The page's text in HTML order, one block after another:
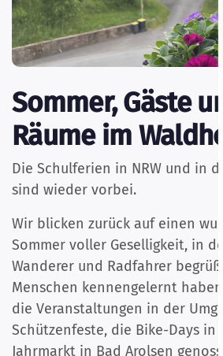
Sommer, Gäste
Räume im Waldhof
Die Schulferien in NRW und in
sind wieder vorbei.
Wir blicken zurück auf einen
Sommer voller Geselligkeit, in
Wanderer und Radfahrer
Menschen kennengelernt
die Veranstaltungen in der
Schützenfeste, die Bike-Days
Jahrmarkt in Bad Arolsen